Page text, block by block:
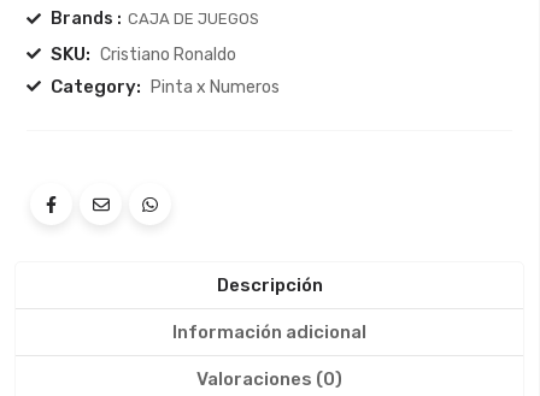
Brands : CAJA DE JUEGOS
SKU: Cristiano Ronaldo
Category: Pinta x Numeros
Descripción
Información adicional
Valoraciones (0)